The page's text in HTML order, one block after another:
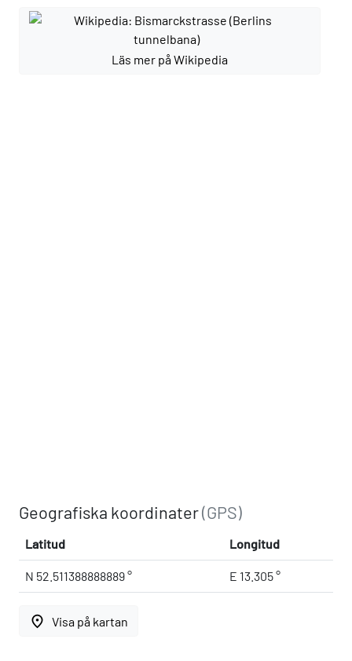
Läs mer på Wikipedia
Geografiska koordinater(GPS)
Latitud Longitud
N 52.511388888889 ° E 13.305 °
place Visa på kartan